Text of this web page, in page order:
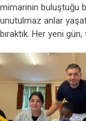
mimarinin buluştuğu
unutulmaz anlar
bıraktık. Her yeni